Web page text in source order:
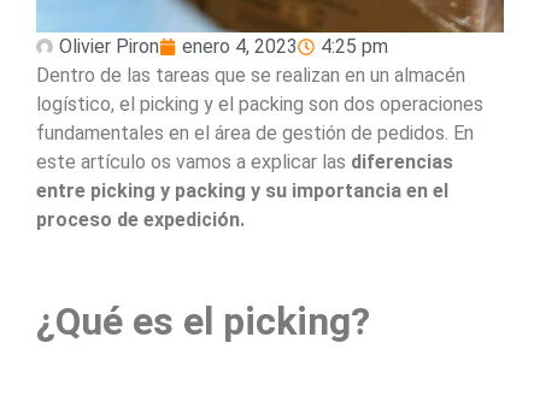
Olivier Piron enero 4, 2023
4:25 pm
Dentro de las tareas que se realizan en un almacén
logístico, el picking y el packing son dos operaciones
fundamentales en el área de gestión de pedidos. En
este artículo os vamos a explicar las diferencias
entre picking y packing y su importancia en el
proceso de expedición.
¿Qué es el picking?